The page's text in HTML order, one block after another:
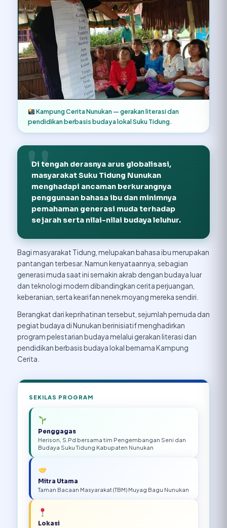
Kampung Cerita Nunukan — gerakan literasi dan
pendidikan berbasis budaya lokal Suku Tidung.
Di tengah derasnya arus globalisasi,
masyarakat Suku Tidung Nunukan
menghadapi ancaman berkurangnya
penggunaan bahasa ibu dan minimnya
pemahaman generasi muda terhadap
sejarah serta nilai-nilai budaya leluhur.
Bagi masyarakat Tidung, melupakan bahasa ibu merupakan
pantangan terbesar. Namun kenyataannya, sebagian
generasi muda saat ini semakin akrab dengan budaya luar
dan teknologi modern dibandingkan cerita perjuangan,
keberanian, serta kearifan nenek moyang mereka sendiri.
Berangkat dari keprihatinan tersebut, sejumlah pemuda dan
pegiat budaya di Nunukan berinisiatif menghadirkan
program pelestarian budaya melalui gerakan literasi dan
pendidikan berbasis budaya lokal bernama Kampung
Cerita.
SEKILAS PROGRAM
Penggagas
Herison, S.Pd bersama tim Pengembangan Seni dan
Budaya Suku Tidung Kabupaten Nunukan
Mitra Utama
Taman Bacaan Masyarakat (TBM) Muyag Bagu Nunukan
Lokasi